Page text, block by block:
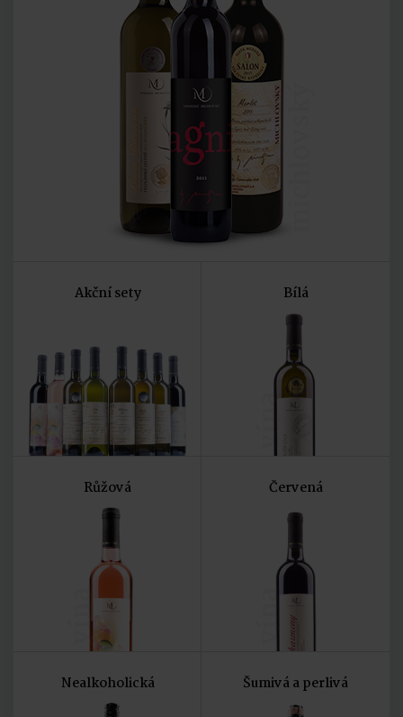
michlovský
Akční sety Bílá
Růžová
vína
Červená
Nealkoholická Šumivá a perlivá